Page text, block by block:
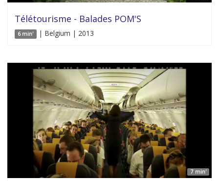
Télétourisme - Balades POM'S
6 min' | Belgium | 2013
7 min'